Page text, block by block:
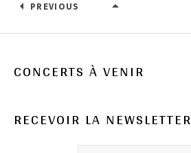
PREVIOUS
CONCERTS À VENIR
RECEVOIR LA NEWSLETTER